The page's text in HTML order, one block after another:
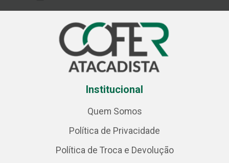
Institucional
Quem Somos
Política de Privacidade
Política de Troca e Devolução